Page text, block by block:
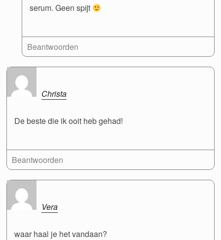
serum. Geen spijt
Beantwoorden
Christa
De beste die ik ooit heb gehad!
Beantwoorden
Vera
waar haal je het vandaan?